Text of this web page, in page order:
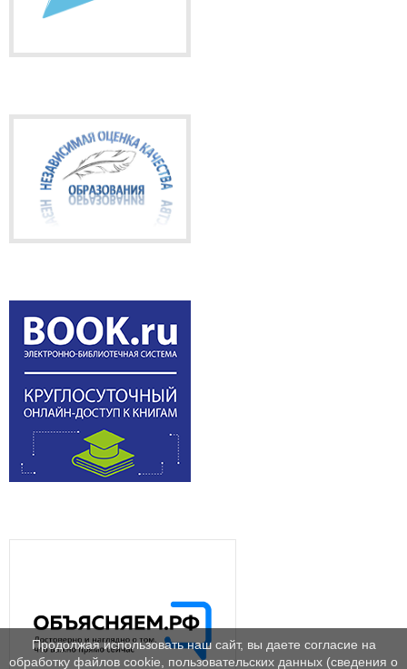
Продолжая использовать наш сайт, вы даете согласие на
обработку файлов cookie, пользовательских данных (сведения о